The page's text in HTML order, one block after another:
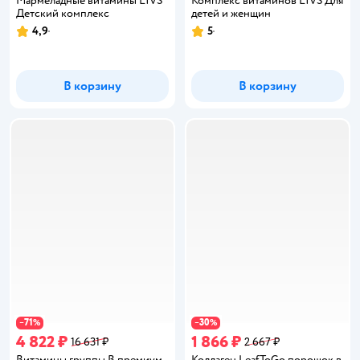
Детский комплекс
Рейтинг:
4,9
В корзину
детей и женщин
Рейтинг:
5
В корзину
−71%
4 822 ₽ 16 631 ₽
−30%
1 866 ₽ 2 667 ₽